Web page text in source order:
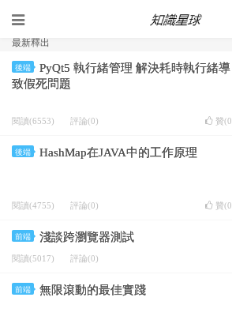
最新釋出
後端
PyQt5 執行緒管理 解決耗時執行緒導
致假死問題
閱讀(6553) 評論(0) 贊(0
後端 HashMap在JAVA中的工作原理
閱讀(4755) 評論(0) 贊(0
前端 淺談跨瀏覽器測試
閱讀(5017) 評論(0)
前端 無限滾動的最佳實踐